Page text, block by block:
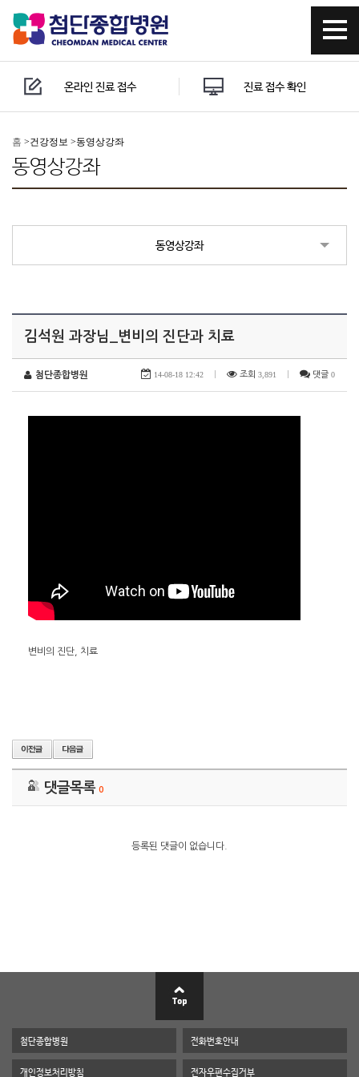
온라인 진료 접수 진료 접수 확인
홈 >건강정보 >동영상강좌
동영상강좌
동영상강좌
김석원 과장님_변비의 진단과 치료
첨단종합병원 14-08-18 12:42 조회 3,891 댓글 0
변비의 진단, 치료
댓글목록 0
등록된 댓글이 없습니다.
첨단종합병원 전화번호안내
개인정보처리방침 전자우편수집거부